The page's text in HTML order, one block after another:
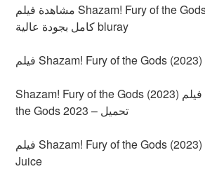
مشاهدة فيلم Shazam! Fury of the Gods (2023) مترجم
كامل بجودة عالية bluray
Shazam! Fury of the Gods (2023) فيلم Shazam! Fury of
the Gods 2023 – تحميل
فيلم Shazam! Fury of the Gods (2023) مترجم – Mp3
Juice